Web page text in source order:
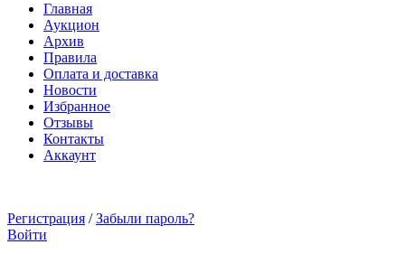
Главная
Аукцион
Архив
Правила
Оплата и доставка
Новости
Избранное
Отзывы
Контакты
Аккаунт
Регистрация / Забыли пароль?
Войти